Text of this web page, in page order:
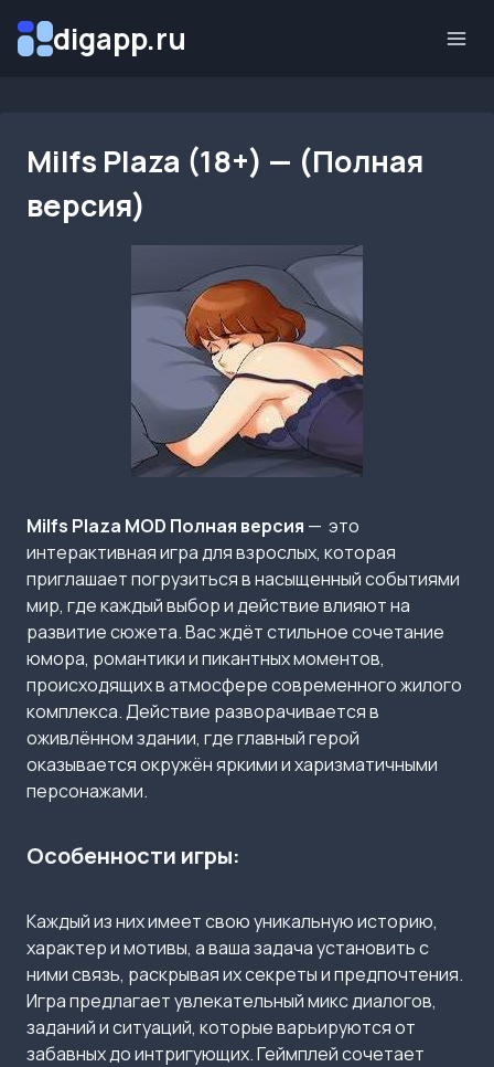
digapp.ru
Milfs Plaza (18+) — (Полная
версия)
Milfs Plaza MOD Полная версия — это
интерактивная игра для взрослых, которая
приглашает погрузиться в насыщенный событиями
мир, где каждый выбор и действие влияют на
развитие сюжета. Вас ждёт стильное сочетание
юмора, романтики и пикантных моментов,
происходящих в атмосфере современного жилого
комплекса. Действие разворачивается в
оживлённом здании, где главный герой
оказывается окружён яркими и харизматичными
персонажами.
Особенности игры:
Каждый из них имеет свою уникальную историю,
характер и мотивы, а ваша задача установить с
ними связь, раскрывая их секреты и предпочтения.
Игра предлагает увлекательный микс диалогов,
заданий и ситуаций, которые варьируются от
забавных до интригующих. Геймплей сочетает